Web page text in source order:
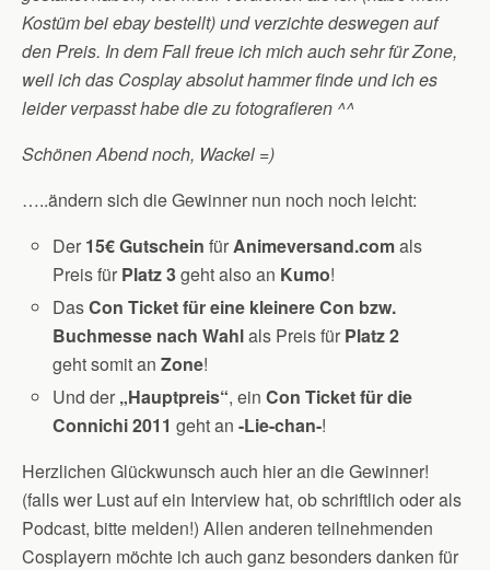
Kostüm bei ebay bestellt) und verzichte deswegen auf
den Preis. In dem Fall freue ich mich auch sehr für Zone,
weil ich das Cosplay absolut hammer finde und ich es
leider verpasst habe die zu fotografieren ^^
Schönen Abend noch, Wackel =)
…..ändern sich die Gewinner nun noch noch leicht:
Der 15€ Gutschein für Animeversand.comals
Preis für Platz 3geht also an Kumo!
DasCon Ticket für eine kleinere Con bzw.
Buchmesse nach Wahlals Preis für Platz 2
geht somit anZone!
Und der „Hauptpreis“, einCon Ticket für die
Connichi 2011 geht an-Lie-chan-!
Herzlichen Glückwunsch auch hier an die Gewinner!
(falls wer Lust auf ein Interview hat, ob schriftlich oder als
Podcast, bitte melden!) Allen anderen teilnehmenden
Cosplayern möchte ich auch ganz besonders danken für